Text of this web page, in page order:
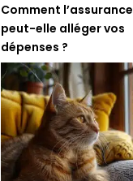
Comment l’assurance
peut-elle alléger vos
dépenses ?